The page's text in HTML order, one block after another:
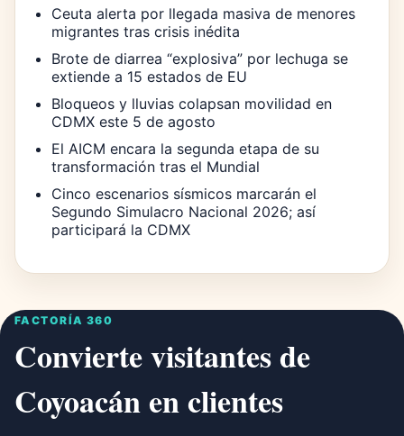
Ceuta alerta por llegada masiva de menores
migrantes tras crisis inédita
Brote de diarrea “explosiva” por lechuga se
extiende a 15 estados de EU
Bloqueos y lluvias colapsan movilidad en
CDMX este 5 de agosto
El AICM encara la segunda etapa de su
transformación tras el Mundial
Cinco escenarios sísmicos marcarán el
Segundo Simulacro Nacional 2026; así
participará la CDMX
FACTORÍA 360
Convierte visitantes de
Coyoacán en clientes